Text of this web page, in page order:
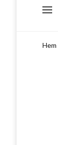
Hem